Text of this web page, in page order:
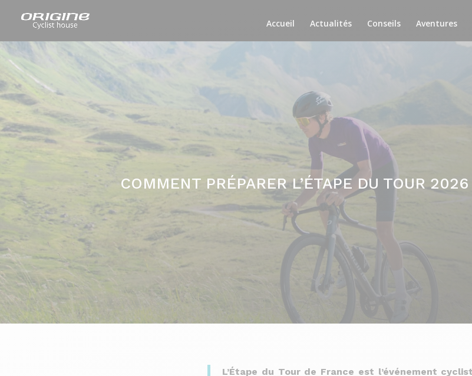
Accueil Actualités Conseils Aventures
COMMENT PRÉPARER L’ÉTAPE DU TOUR
L’Étape du Tour de France est l’événement